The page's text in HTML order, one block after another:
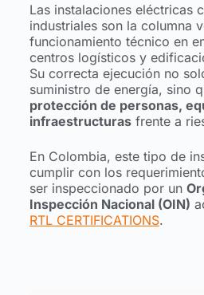
Las instalaciones eléctricas
industriales son la columna
funcionamiento técnico en
centros logísticos y
Su correcta ejecución no
suministro de energía, sino
protección de personas,
infraestructurasfrente a
En Colombia, este tipo de
cumplir con los
ser inspeccionado por un
Inspección Nacional (OIN)
RTL CERTIFICATIONS.